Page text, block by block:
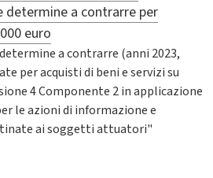
determine a contrarre per
euro
a contrarre (anni 2023,
per acquisti di beni e servizi su
4 Componente 2 in applicazione
le azioni di informazione e
ai soggetti attuatori"